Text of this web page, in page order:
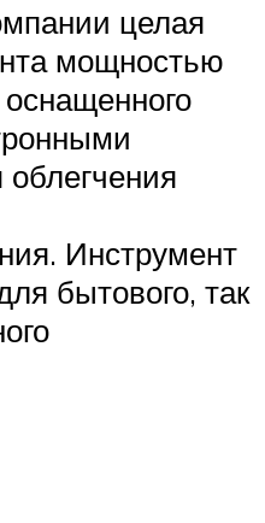
целая
мощностью
Инструмент
бытового, так